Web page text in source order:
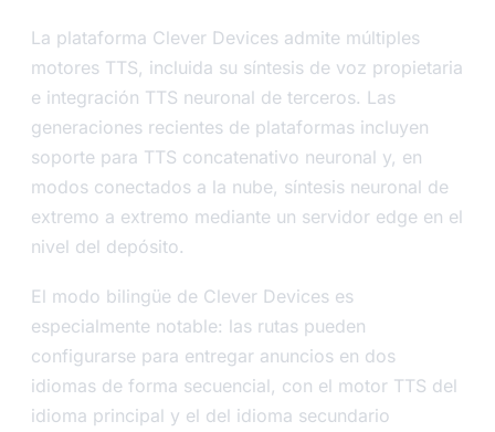
La plataforma Clever Devices admite múltiples
motores TTS, incluida su síntesis de voz propietaria
e integración TTS neuronal de terceros. Las
generaciones recientes de plataformas incluyen
soporte para TTS concatenativo neuronal y, en
modos conectados a la nube, síntesis neuronal de
extremo a extremo mediante un servidor edge en el
nivel del depósito.
El modo bilingüe de Clever Devices es
especialmente notable: las rutas pueden
configurarse para entregar anuncios en dos
idiomas de forma secuencial, con el motor TTS del
idioma principal y el del idioma secundario